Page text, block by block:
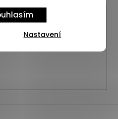
Nastavení
spodmínkami